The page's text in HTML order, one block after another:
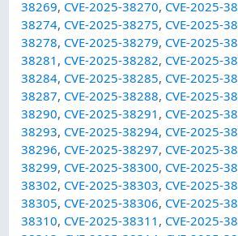
38269, CVE-2025-38270, CVE-2025-
38274, CVE-2025-38275, CVE-2025-
38278, CVE-2025-38279, CVE-2025-
38281 , CVE-2025-38282, CVE-2025-
38284, CVE-2025-38285, CVE-2025-
38287, CVE-2025-38288, CVE-2025-
38290, CVE-2025-38291 , CVE-2025-
38293, CVE-2025-38294, CVE-2025-
38296, CVE-2025-38297, CVE-2025-
38299, CVE-2025-38300, CVE-2025-
38302, CVE-2025-38303, CVE-2025-
38305, CVE-2025-38306, CVE-2025-
38310, CVE-2025-38311 , CVE-2025-